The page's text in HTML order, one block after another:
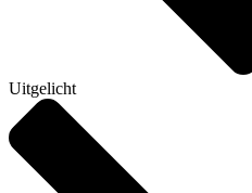
Uitgelicht